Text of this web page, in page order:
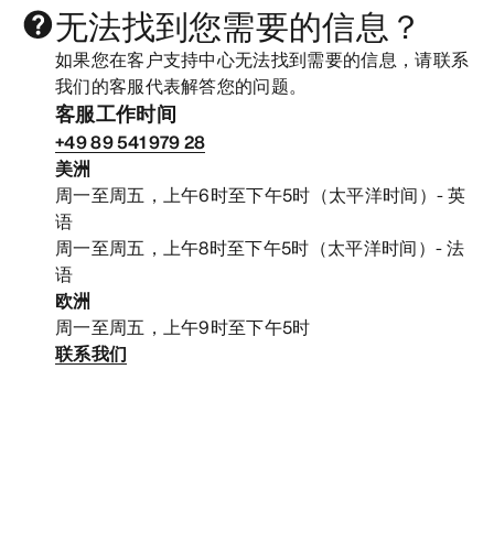
无法找到您需要的信息？
如果您在客户支持中心无法找到需要的信息，请联系
我们的客服代表解答您的问题。
客服工作时间
+49 89 541 979 28
美洲
周一至周五，上午6时至下午5时（太平洋时间）- 英
语
周一至周五，上午8时至下午5时（太平洋时间）- 法
语
欧洲
周一至周五，上午9时至下午5时
联系我们